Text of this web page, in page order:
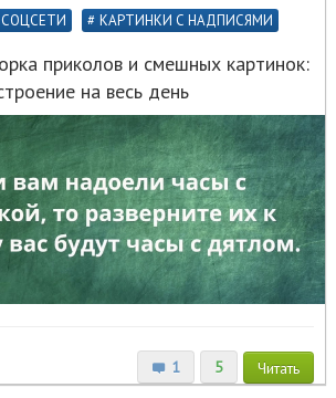
СОЦСЕТИ КАРТИНКИ С НАДПИСЯМИ
приколов и смешных картинок:
на весь день
1 5 Читать